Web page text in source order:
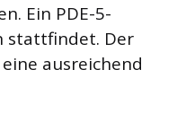
Ein PDE-5-
stattfindet. Der
ausreichend